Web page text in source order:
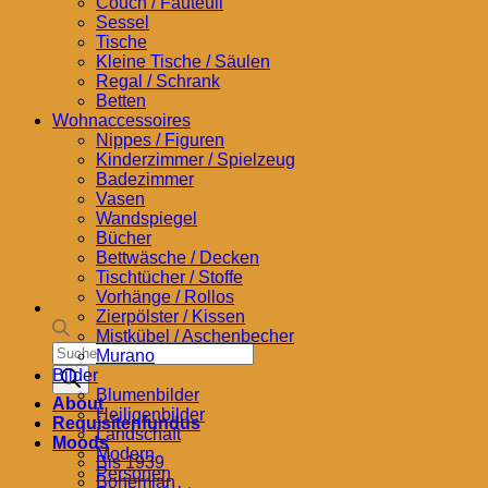
Products
search
About
Requisitenfundus
Moods
Bis 1939
Bohemian
Sessel
Tische
Kleine Tische / Säulen
Regal / Schrank
Betten
Wohnaccessoires
Nippes / Figuren
Kinderzimmer / Spielzeug
Badezimmer
Vasen
Wandspiegel
Bücher
Bettwäsche / Decken
Tischtücher / Stoffe
Vorhänge / Rollos
Zierpölster / Kissen
Mistkübel / Aschenbecher
Murano
Bilder
Blumenbilder
Heiligenbilder
Landschaft
Modern
Personen